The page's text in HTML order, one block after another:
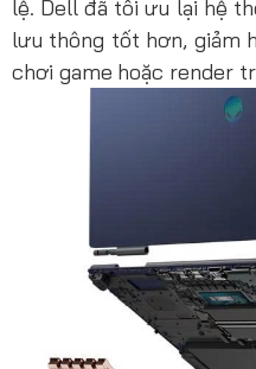
lệ. Dell đã tối ưu lại hệ
lưu thông tốt hơn, giảm
chơi game hoặc render